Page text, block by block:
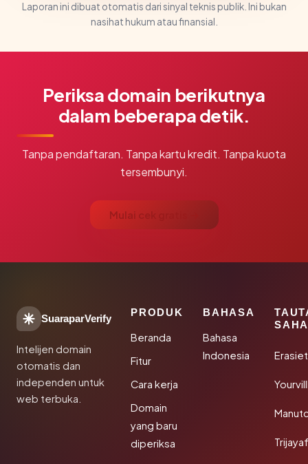
Laporan ini dibuat otomatis dari sinyal teknis publik. Ini bukan
nasihat hukum atau finansial.
Periksa domain berikutnya
dalam beberapa detik.
Tanpa pendaftaran. Tanpa kartu kredit. Tanpa kuota
tersembunyi.
Mulai cek gratis →
SuaraparVerify
Intelijen domain
otomatis dan
independen untuk
web terbuka.
PRODUK
Beranda
Fitur
Cara kerja
Domain
yang baru
diperiksa
BAHASA
Bahasa
Indonesia